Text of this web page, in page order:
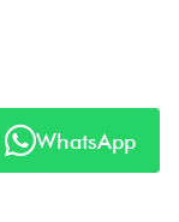
WhatsApp